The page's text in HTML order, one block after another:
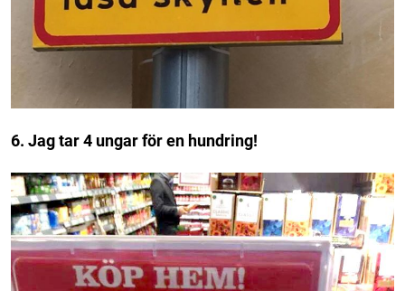
6. Jag tar 4 ungar för en hundring!